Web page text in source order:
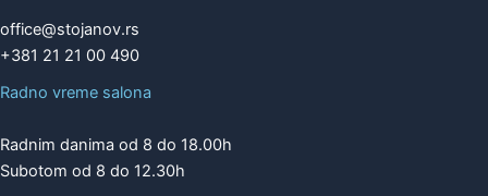
office@stojanov.rs
+381 21 21 00 490
Radno vreme salona
Radnim danima od 8 do 18.00h
Subotom od 8 do 12.30h